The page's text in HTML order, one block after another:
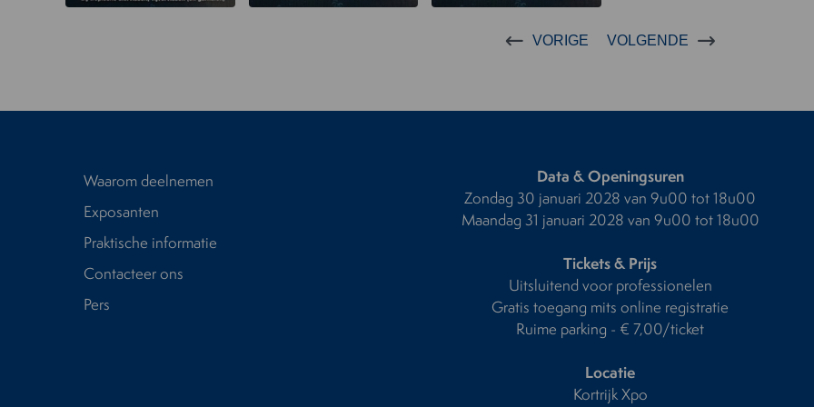
VORIGE VOLGENDE
Waarom deelnemen
Exposanten
Praktische informatie
Contacteer ons
Pers
Data & Openingsuren
Zondag 30 januari 2028 van 9u00 tot 18u00
Maandag 31 januari 2028 van 9u00 tot 18u00
Tickets & Prijs
Uitsluitend voor professionelen
Gratis toegang mits online registratie
Ruime parking - € 7,00/ticket
Locatie
Kortrijk Xpo